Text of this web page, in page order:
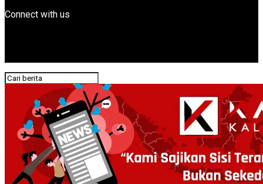
Connect with us